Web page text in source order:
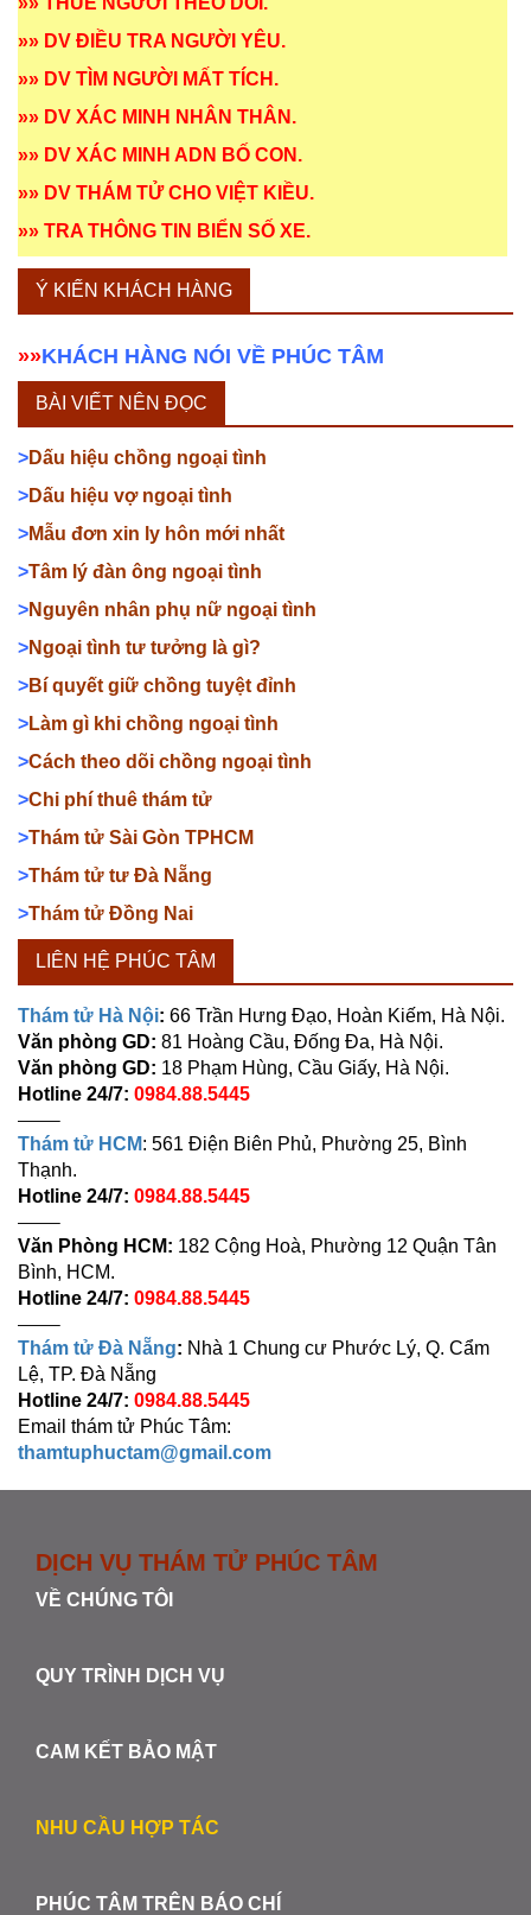
»» DV ĐIỀU TRA NGƯỜI YÊU.
»» DV TÌM NGƯỜI MẤT TÍCH .
»» DV XÁC MINH NHÂN THÂN .
»» DV XÁC MINH ADN BỐ CON .
»» DV THÁM TỬ CHO VIỆT KIỀU.
»» TRA THÔNG TIN BIỂN SỐ XE.
Ý KIẾN KHÁCH HÀNG
»»KHÁCH HÀNG NÓI VỀ PHÚC TÂM
BÀI VIẾT NÊN ĐỌC
>Dấu hiệu chồng ngoại tình
>Dấu hiệu vợ ngoại tình
>Mẫu đơn xin ly hôn mới nhất
>Tâm lý đàn ông ngoại tình
>Nguyên nhân phụ nữ ngoại tình
>Ngoại tình tư tưởng là gì?
>Bí quyết giữ chồng tuyệt đỉnh
>Làm gì khi chồng ngoại tình
>Cách theo dõi chồng ngoại tình
>Chi phí thuê thám tử
>Thám tử Sài Gòn TPHCM
>Thám tử tư Đà Nẵng
>Thám tử Đồng Nai
LIÊN HỆ PHÚC TÂM
Thám tử Hà Nội: 66 Trần Hưng Đạo, Hoàn Kiếm, Hà Nội.
Văn phòng GD: 81 Hoàng Cầu, Đống Đa, Hà Nội.
Văn phòng GD: 18 Phạm Hùng, Cầu Giấy, Hà Nội.
Hotline 24/7: 0984.88.5445
——–
Thám tử HCM: 561 Điện Biên Phủ, Phường 25, Bình
Thạnh.
Hotline 24/7: 0984.88.5445
——–
Văn Phòng HCM: 182 Cộng Hoà, Phường 12 Quận Tân
Bình, HCM.
Hotline 24/7: 0984.88.5445
——–
Thám tử Đà Nẵng: Nhà 1 Chung cư Phước Lý, Q. Cẩm
Lệ, TP. Đà Nẵng
Hotline 24/7: 0984.88.5445
Email thám tử Phúc Tâm:
thamtuphuctam@gmail.com
DỊCH VỤ THÁM TỬ PHÚC TÂM
VỀ CHÚNG TÔI
QUY TRÌNH DỊCH VỤ
CAM KẾT BẢO MẬT
NHU CẦU HỢP TÁC
PHÚC TÂM TRÊN BÁO CHÍ